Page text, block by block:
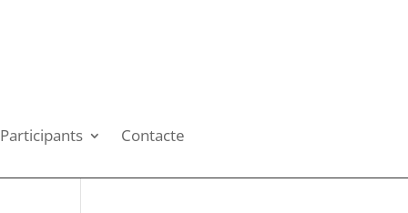
Participants Contacte